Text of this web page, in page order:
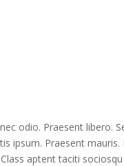
odio. Praesent libero.
ipsum. Praesent mauris.
aptent taciti